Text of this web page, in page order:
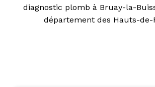
diagnostic plomb à Bruay-la-
département des Hauts-de-